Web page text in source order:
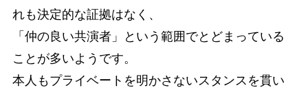
れも決定的な証拠はなく、
「仲の良い共演者」という範囲でとどまっている
ことが多いようです。
本人もプライベートを明かさないスタンスを貫い